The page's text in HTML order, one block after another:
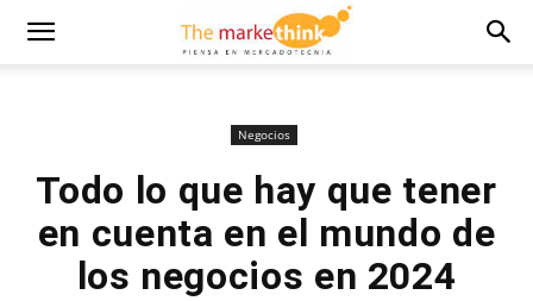
Negocios
Todo lo que hay que tener
en cuenta en el mundo de
los negocios en 2024